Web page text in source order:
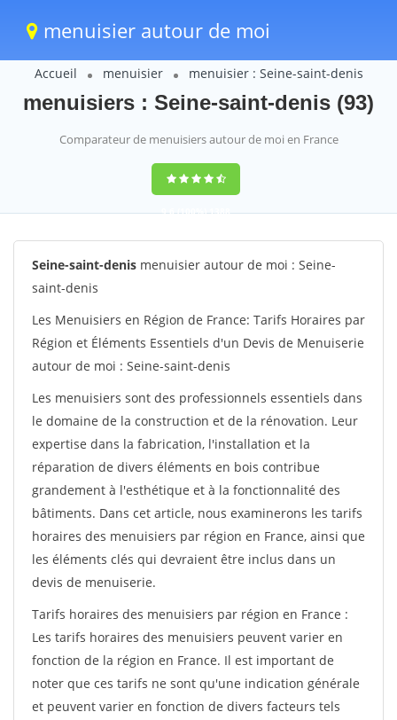
menuisier autour de moi
Accueil menuisier menuisier : Seine-saint-denis
menuisiers : Seine-saint-denis (93)
Comparateur de menuisiers autour de moi en France
9,6(100%)1388
votes
Seine-saint-denis menuisier autour de moi : Seine-
saint-denis
Les Menuisiers en Région de France: Tarifs Horaires par
Région et Éléments Essentiels d'un Devis de Menuiserie
autour de moi : Seine-saint-denis
Les menuisiers sont des professionnels essentiels dans
le domaine de la construction et de la rénovation. Leur
expertise dans la fabrication, l'installation et la
réparation de divers éléments en bois contribue
grandement à l'esthétique et à la fonctionnalité des
bâtiments. Dans cet article, nous examinerons les tarifs
horaires des menuisiers par région en France, ainsi que
les éléments clés qui devraient être inclus dans un
devis de menuiserie.
Tarifs horaires des menuisiers par région en France :
Les tarifs horaires des menuisiers peuvent varier en
fonction de la région en France. Il est important de
noter que ces tarifs ne sont qu'une indication générale
et peuvent varier en fonction de divers facteurs tels